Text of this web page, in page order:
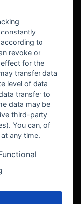
to
revoke or
for the
transfer data
level of data
transfer to
data may be
third-party
You can, of
any time.